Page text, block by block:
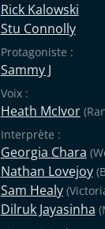
Rick Kalowski
Stu Connolly
Protagoniste :
Sammy J
Voix :
Heath McIvor
Interprète :
Georgia Chara
Nathan Lovejoy
Sam Healy
Dilruk Jayasinha